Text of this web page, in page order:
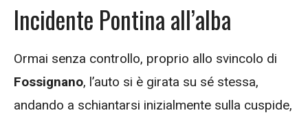
Incidente Pontina all’alba
Ormai senza controllo, proprio allo svincolo di
Fossignano, l’auto si è girata su sé stessa,
andando a schiantarsi inizialmente sulla cuspide,